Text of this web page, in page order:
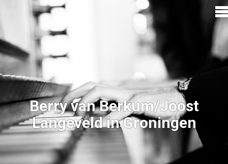
Berry van Berkum/Joost
Langeveld in Groningen